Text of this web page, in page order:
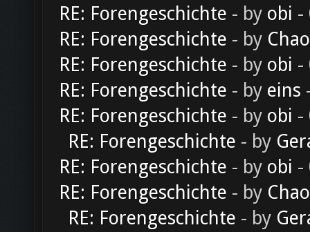
RE: Forengeschichte - by obi -
RE: Forengeschichte - by
RE: Forengeschichte - by obi -
RE: Forengeschichte - by eins
RE: Forengeschichte - by obi -
RE: Forengeschichte - by
RE: Forengeschichte - by obi -
RE: Forengeschichte - by
RE: Forengeschichte - by